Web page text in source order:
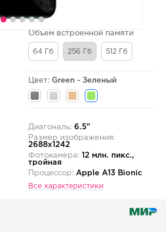
Объем встроенной памяти
64 Гб 256 Гб 512 Гб
Цвет: Green - Зеленый
Диагональ: 6.5"
Размер изображения:
2688x1242
Фотокамера:
12 млн. пикс.,
тройная
Процессор: Apple A13 Bionic
Все характеристики